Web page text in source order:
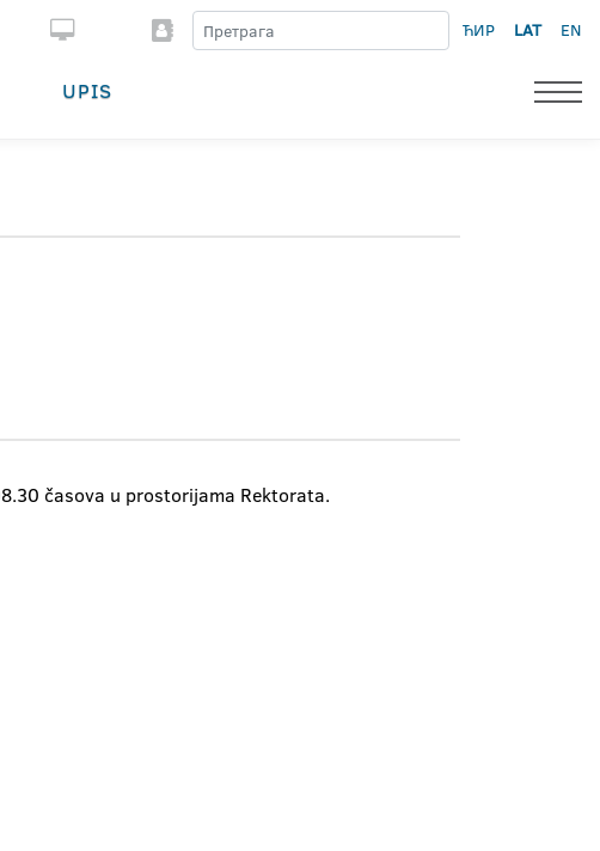
ЋИР LAT EN
UPIS
časova u prostorijama Rektorata.